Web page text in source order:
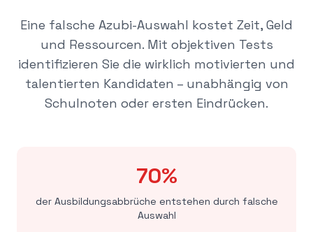
Eine falsche Azubi-Auswahl kostet Zeit, Geld
und Ressourcen. Mit objektiven Tests
identifizieren Sie die wirklich motivierten und
talentierten Kandidaten – unabhängig von
Schulnoten oder ersten Eindrücken.
70%
der Ausbildungsabbrüche entstehen durch falsche
Auswahl